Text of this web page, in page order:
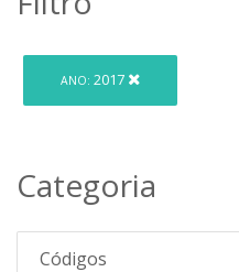
ANO: 2017
Categoria
Códigos